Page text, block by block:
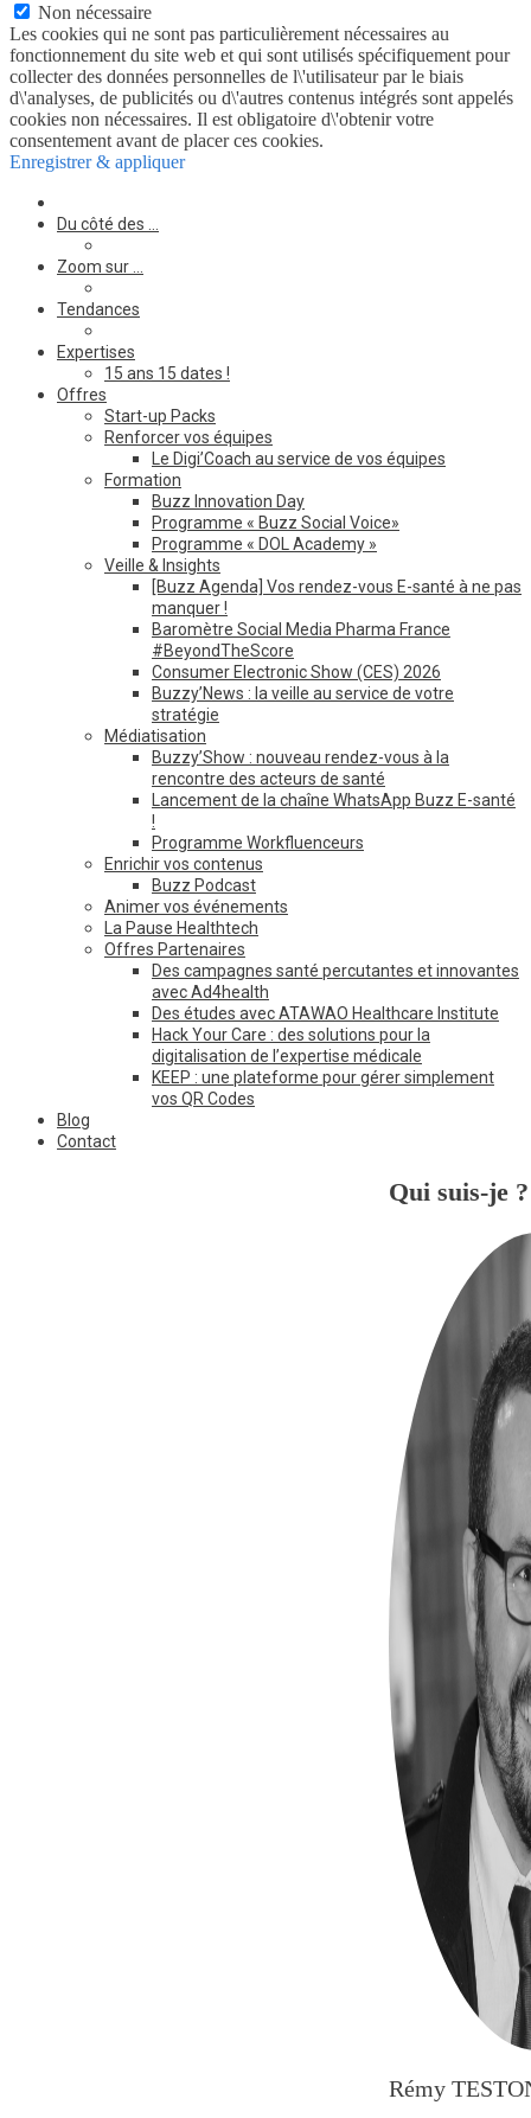
Non nécessaire
Les cookies qui ne sont pas particulièrement nécessaires au
fonctionnement du site web et qui sont utilisés spécifiquement pour
collecter des données personnelles de l\'utilisateur par le biais
d\'analyses, de publicités ou d\'autres contenus intégrés sont appelés
cookies non nécessaires. Il est obligatoire d\'obtenir votre
consentement avant de placer ces cookies.
Enregistrer & appliquer
Du côté des …
Zoom sur …
Tendances
Expertises
15 ans 15 dates !
Offres
Start-up Packs
Renforcer vos équipes
Le Digi’Coach au service de vos équipes
Formation
Buzz Innovation Day
Programme « Buzz Social Voice»
Programme « DOL Academy »
Veille & Insights
[Buzz Agenda] Vos rendez-vous E-santé à ne pas
manquer !
Baromètre Social Media Pharma France
#BeyondTheScore
Consumer Electronic Show (CES) 2026
Buzzy’News : la veille au service de votre
stratégie
Médiatisation
Buzzy’Show : nouveau rendez-vous à la
rencontre des acteurs de santé
Lancement de la chaîne WhatsApp Buzz E-santé
!
Programme Workfluenceurs
Enrichir vos contenus
Buzz Podcast
Animer vos événements
La Pause Healthtech
Offres Partenaires
Des campagnes santé percutantes et innovantes
avec Ad4health
Des études avec ATAWAO Healthcare Institute
Hack Your Care : des solutions pour la
digitalisation de l’expertise médicale
KEEP : une plateforme pour gérer simplement
vos QR Codes
Blog
Contact
Qui suis-je ?
Rémy